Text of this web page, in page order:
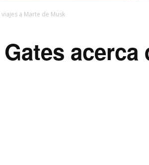
a Marte de Musk
acerca